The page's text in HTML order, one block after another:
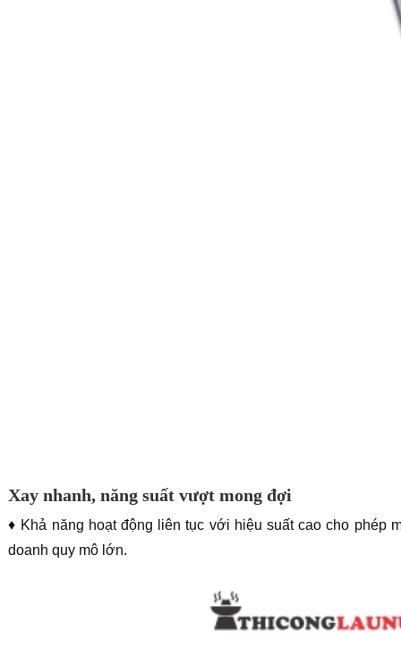
Xay nhanh, năng suất vượt mong đợi
♦ Khả năng hoạt động liên tục với hiệu suất cao cho
doanh quy mô lớn.